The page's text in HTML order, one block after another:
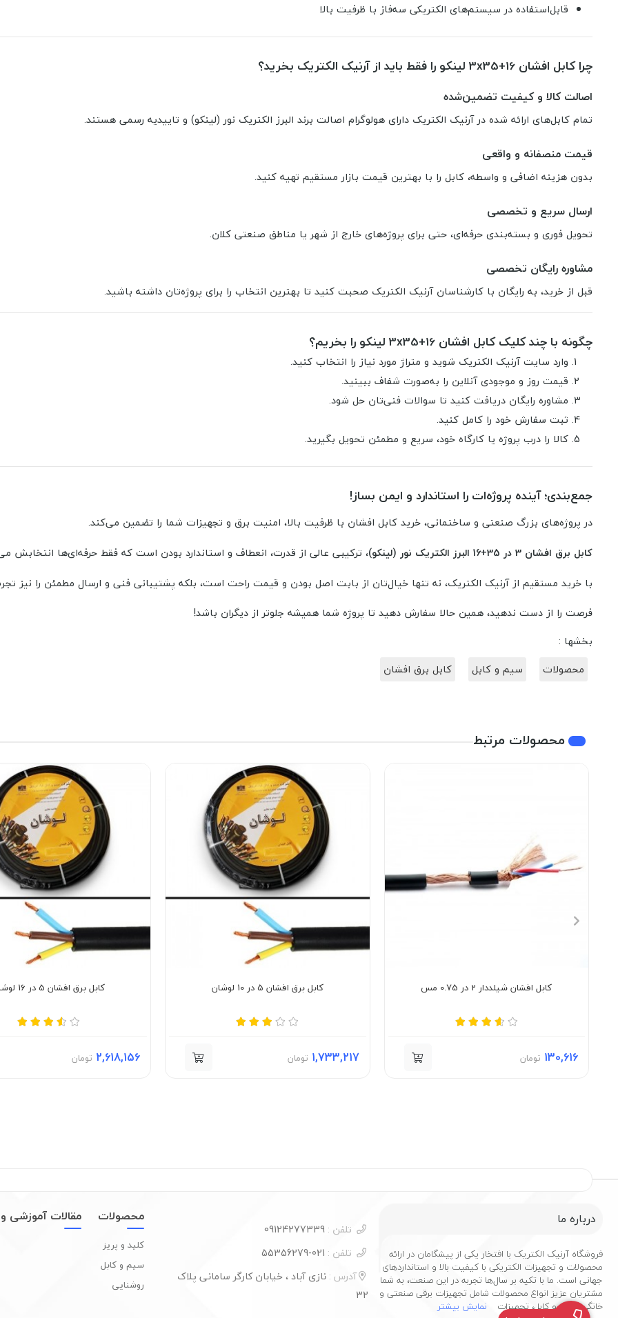
قابل‌استفاده در سیستم‌های الکتریکی سه‌فاز با ظرفیت بالا
چرا کابل افشان 3x35+16 لینکو را فقط باید از آرنیک الکتریک بخرید؟
اصالت کالا و کیفیت تضمین‌شده
تمام کابل‌های ارائه شده در آرنیک الکتریک دارای هولوگرام اصالت برند البرز الکتریک نور (لینکو) و تاییدیه رسمی هستند.
قیمت منصفانه و واقعی
بدون هزینه اضافی و واسطه، کابل را با بهترین قیمت بازار مستقیم تهیه کنید.
ارسال سریع و تخصصی
تحویل فوری و بسته‌بندی حرفه‌ای، حتی برای پروژه‌های خارج از شهر یا مناطق صنعتی کلان.
مشاوره رایگان تخصصی
قبل از خرید، به رایگان با کارشناسان آرنیک الکتریک صحبت کنید تا بهترین انتخاب را برای پروژه‌تان داشته باشید.
چگونه با چند کلیک کابل افشان 3x35+16 لینکو را بخریم؟
وارد سایت آرنیک الکتریک شوید و متراژ مورد نیاز را انتخاب کنید.
قیمت روز و موجودی آنلاین را به‌صورت شفاف ببینید.
مشاوره رایگان دریافت کنید تا سوالات فنی‌تان حل شود.
ثبت سفارش خود را کامل کنید.
کالا را درب پروژه یا کارگاه خود، سریع و مطمئن تحویل بگیرید.
جمع‌بندی؛ آینده پروژه‌ات را استاندارد و ایمن بساز!
در پروژه‌های بزرگ صنعتی و ساختمانی، خرید کابل افشان با ظرفیت بالا، امنیت برق و تجهیزات شما را تضمین می‌کند.
کابل برق افشان 3 در 35+16 البرز الکتریک نور (لینکو)
، ترکیبی عالی از قدرت، انعطاف و استاندارد بودن است که فقط حرفه‌ای‌ها انتخابش
با خرید مستقیم از آرنیک الکتریک، نه تنها خیال‌تان از بابت اصل بودن و قیمت راحت است، بلکه پشتیبانی فنی و ارسال مطمئن را نیز
فرصت را از دست ندهید، همین حالا سفارش دهید تا پروژه شما همیشه جلوتر از دیگران باشد!
بخشها :
محصولات
سیم و کابل کابل برق افشان
محصولات مرتبط
کابل افشان شیلددار 2 در 0.75 مس
130,616 تومان
کابل برق افشان 5 در 10 لوشان
1,733,217 تومان
کابل برق افشان 5 در 16 لوشان
2,618,156 تومان
درباره ما
فروشگاه آرنیک الکتریک با افتخار یکی از پیشگامان در ارائه
محصولات و تجهیزات الکتریکی با کیفیت بالا و استانداردهای
جهانی است. ما با تکیه بر سال‌ها تجربه در این صنعت، به شما
مشتریان عزیز انواع محصولات شامل تجهیزات برقی صنعتی و
خانگی، سیم و کابل، تجهیزات
نمایش بیشتر
تلفن :
تلفن :
آدرس : نازی آباد ، خیابان کارگر سامانی پلاک
32
محصولات
کلید و پریز
سیم و کابل
روشنایی
مقالات آموزشی